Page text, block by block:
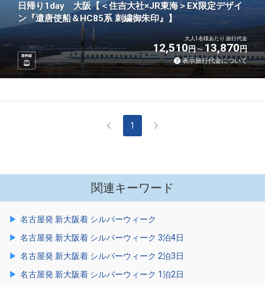
日帰り1day 大阪【＜住吉大社×JR東海＞EX限定デザイ
ン『遣唐使船＆HC85系 刺繍御朱印』】
新幹線
大人1名様あたり 旅行代金
12,510円 13,870円
表示旅行代金について
1
関連キーワード
名古屋発 新大阪着 シルバーウィーク
名古屋発 新大阪着 シルバーウィーク 3泊4日
名古屋発 新大阪着 シルバーウィーク 2泊3日
名古屋発 新大阪着 シルバーウィーク 1泊2日